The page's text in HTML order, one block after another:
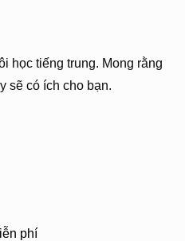
học tiếng trung. Mong rằng
sẽ có ích cho bạn.
phí